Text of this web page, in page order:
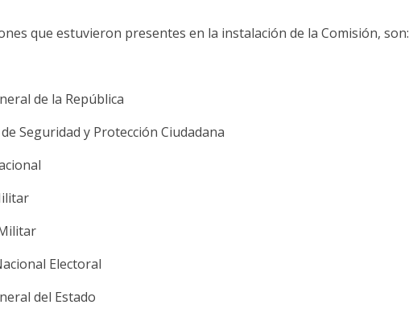
que estuvieron presentes en la instalación de la Comisión, son:
de la República
Seguridad y Protección Ciudadana
Electoral
del Estado